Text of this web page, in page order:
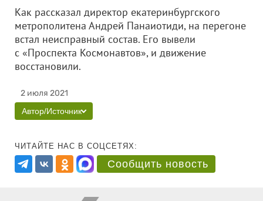
Как рассказал директор екатеринбургского
метрополитена Андрей Панаиотиди, на перегоне
встал неисправный состав. Его вывели
с «Проспекта Космонавтов», и движение
восстановили.
2 июля 2021
Автор/Источник
ЧИТАЙТЕ НАС В СОЦСЕТЯХ:
Сообщить новость